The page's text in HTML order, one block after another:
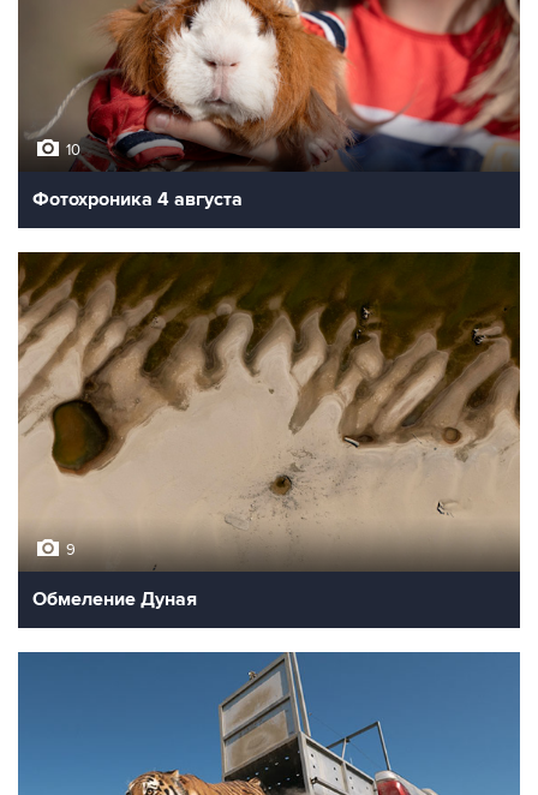
10
Фотохроника 4 августа
9
Обмеление Дуная